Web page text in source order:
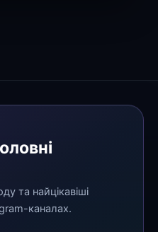
та найцікавіші
каналах.